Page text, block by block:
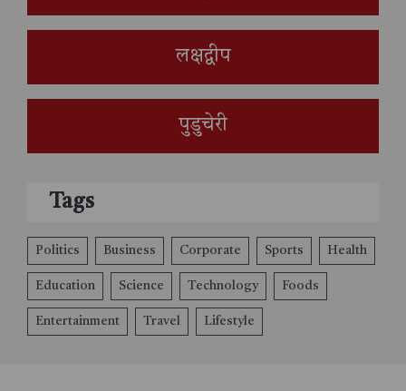
लक्षद्वीप
पुडुचेरी
Tags
Politics Business Corporate Sports Health
Education Science Technology Foods
Entertainment Travel Lifestyle